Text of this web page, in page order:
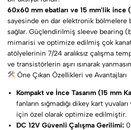
60x60 mm ebatları ve 15 mm'lik ince
sayesinde en dar elektronik bölmelere
sağlar. Güçlendirilmiş sleeve bearing
mimarisi ve optimize edilmiş çok
atölyelerinin 7/24 aralıksız çalışma
ve transistörlerin aşırı ısınarak
Öne Çıkan Özellikleri ve Avantajları
Kompakt ve İnce Tasarım (15 mm
fanların sığmadığı dikey kart
için özel olarak optimize edilmiştir.
DC 12V Güvenli Çalışma Gerilimi: